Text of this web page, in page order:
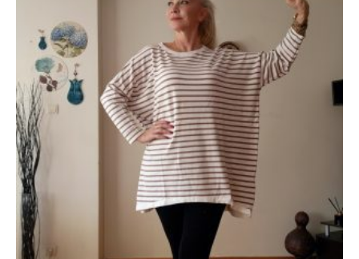
fazla
varyasyonu
var.
Seçenekler
ürün
sayfasından
seçilebilir